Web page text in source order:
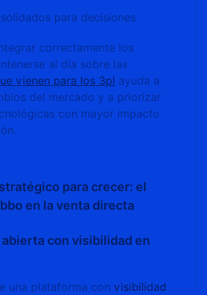
para decisiones
correctamente los
al día sobre las
vienen para los 3pl ayuda a
del mercado y a priorizar
con mayor impacto
para crecer: el
en la venta directa
con visibilidad en
una plataforma con visibilidad